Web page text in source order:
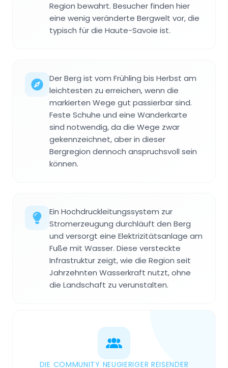
Region bewahrt. Besucher finden hier
eine wenig veränderte Bergwelt vor, die
typisch für die Haute-Savoie ist.
Der Berg ist vom Frühling bis Herbst am
leichtesten zu erreichen, wenn die
markierten Wege gut passierbar sind.
Feste Schuhe und eine Wanderkarte
sind notwendig, da die Wege zwar
gekennzeichnet, aber in dieser
Bergregion dennoch anspruchsvoll sein
können.
Ein Hochdruckleitungssystem zur
Stromerzeugung durchläuft den Berg
und versorgt eine Elektrizitätsanlage am
Fuße mit Wasser. Diese versteckte
Infrastruktur zeigt, wie die Region seit
Jahrzehnten Wasserkraft nutzt, ohne
die Landschaft zu verunstalten.
DIE COMMUNITY NEUGIERIGER REISENDER